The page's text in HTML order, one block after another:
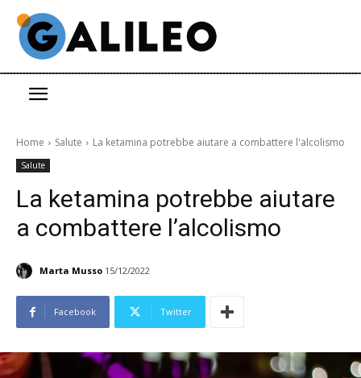
Home Salute La ketamina potrebbe aiutare a combattere l'alcolismo
Salute
La ketamina potrebbe aiutare
a combattere l’alcolismo
Marta Musso 15/12/2022
Facebook Twitter